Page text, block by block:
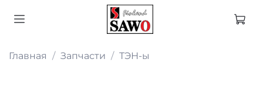
Главная Запчасти ТЭН-ы